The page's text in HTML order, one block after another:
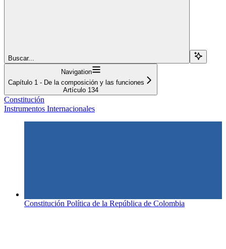
Buscar...
Navigation
Capítulo 1 - De la composición y las funciones
Artículo 134
Constitución
Instrumentos Internacionales
Constitución Política de la República de Colombia